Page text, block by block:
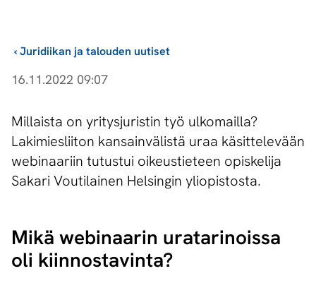
Juridiikan ja talouden uutiset
›
16.11.2022 09:07
Millaista on yritysjuristin työ ulkomailla?
Lakimiesliiton kansainvälistä uraa käsittelevään
webinaariin tutustui oikeustieteen opiskelija
Sakari Voutilainen Helsingin yliopistosta.
Mikä webinaarin uratarinoissa
oli kiinnostavinta?